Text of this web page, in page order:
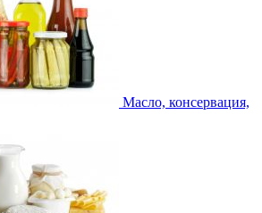
Масло, консервация,